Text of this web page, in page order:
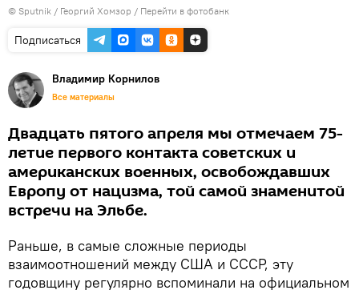
© Sputnik / Георгий Хомзор / Перейти в фотобанк
Подписаться
Владимир Корнилов
Все материалы
Двадцать пятого апреля мы отмечаем 75-
летие первого контакта советских и
американских военных, освобождавших
Европу от нацизма, той самой знаменитой
встречи на Эльбе.
Раньше, в самые сложные периоды
взаимоотношений между США и СССР, эту
годовщину регулярно вспоминали на официальном